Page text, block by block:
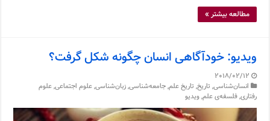
مطالعه بیشتر »
ویدیو: خودآگاهی انسان چگونه شکل گرفت؟
2018/02/12
انسان‌شناسی, تاریخ, تاریخ علم,جامعه‌شناسی,زبان‌شناسی,علوم اجتماعی,علوم
رفتاری,فلسفه‌ی علم,ویدیو